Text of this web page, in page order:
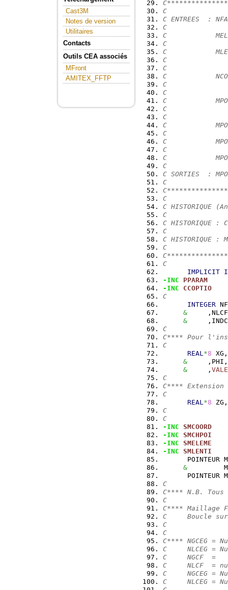
Cast3M
Notes de version
Utilitaires
Contacts
Outils CEA associés
MFront
AMITEX_FFTP
C
C ENTREES  :
C
C
C
C
C
C
C
C
C
C
C
C
C
C
C
C
C
C
C SORTIES  :
C
C
C HISTORIQUE
C
C HISTORIQUE
C
C HISTORIQUE
C
C
IMPLICIT
-INC
PPARAM
-INC
CCOPTIO
C
INTEGER
&
&
C
C**** Pour
C
REAL *8
&
&
     ,
C
C**** Extension
C
REAL *8
C
C
-INC SMCOORD
-INC SMCHPOI
-INC SMELEME
-INC SMLENTI
POINTEUR
&
POINTEUR
C
C**** N.B.
C
C**** Maillage
C     Boucle
C
C
C**** NGCEG =
C     NLCEG =
C     NGCF  =
C     NLCF  =
C     NGCEG =
C     NLCEG =